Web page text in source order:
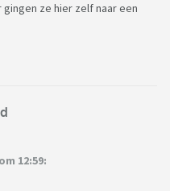
ze hier zelf naar een
12:59: